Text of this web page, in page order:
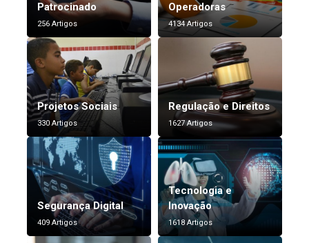
Patrocinado
256 Artigos
Operadoras
4134 Artigos
Projetos Sociais
330 Artigos
Regulação e Direitos
1627 Artigos
Segurança Digital
409 Artigos
Tecnologia e
Inovação
1618 Artigos